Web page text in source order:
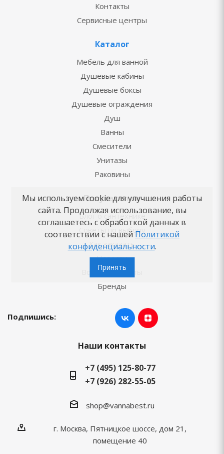
Контакты
Сервисные центры
Каталог
Мебель для ванной
Душевые кабины
Душевые боксы
Душевые ограждения
Душ
Ванны
Смесители
Унитазы
Раковины
Покупателям
Блог о сантехнике
Советы по выбору
Как заказать
Новости
Вопросы-ответы
Бренды
Подпишись:
Наши контакты
+7 (495) 125-80-77
+7 (926) 282-55-05
shop@vannabest.ru
г. Москва, Пятницкое шоссе, дом 21,
помещение 40
Мы используем cookie для улучшения работы
сайта. Продолжая использование, вы
соглашаетесь с обработкой данных в
соответствии с нашей Политикой
конфиденциальности.
Принять